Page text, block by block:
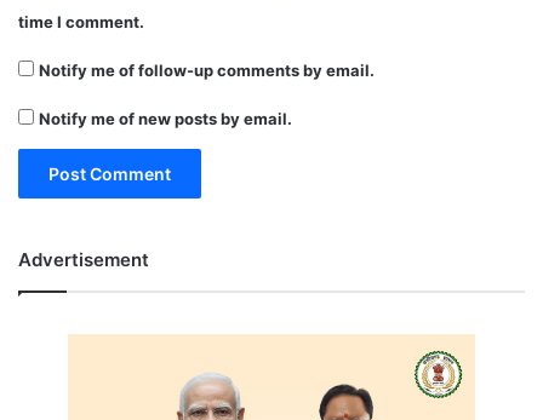
time I comment.
Notify me of follow-up comments by email.
Notify me of new posts by email.
Advertisement